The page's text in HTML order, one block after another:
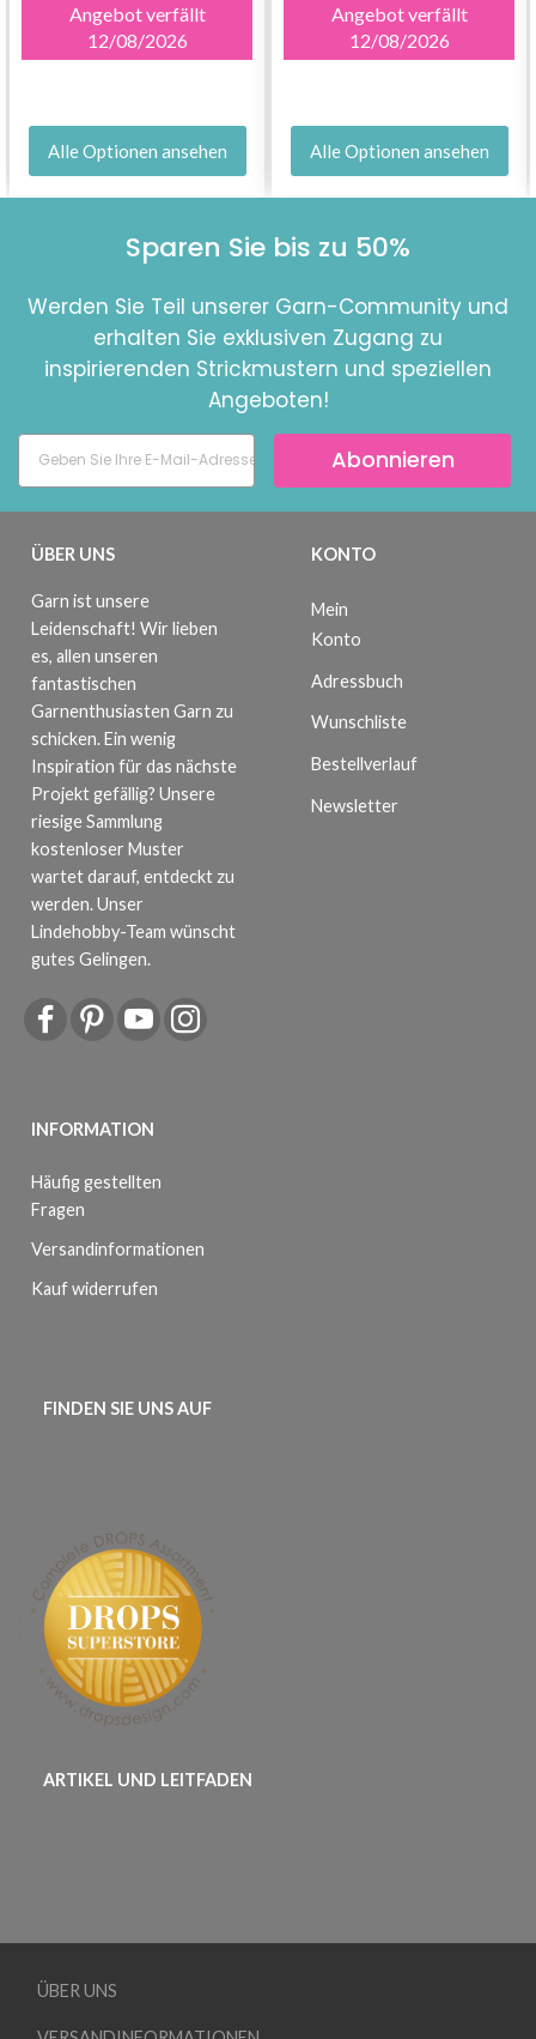
Angebot verfällt
12/08/2026
Alle Optionen ansehen
Angebot verfällt
12/08/2026
Alle Optionen ansehen
Sparen Sie bis zu 50%
Werden Sie Teil unserer Garn-Community und
erhalten Sie exklusiven Zugang zu
inspirierenden Strickmustern und speziellen
Angeboten!
Abonnieren
ÜBER UNS
Garn ist unsere
Leidenschaft! Wir lieben
es, allen unseren
fantastischen
Garnenthusiasten Garn zu
schicken. Ein wenig
Inspiration für das nächste
Projekt gefällig? Unsere
riesige Sammlung
kostenloser Muster
wartet darauf, entdeckt zu
werden. Unser
Lindehobby-Team wünscht
gutes Gelingen.
INFORMATION
Häufig gestellten
Fragen
Versandinformationen
Kauf widerrufen
KONTO
Mein
Konto
Adressbuch
Wunschliste
Bestellverlauf
Newsletter
FINDEN SIE UNS AUF
ARTIKEL UND LEITFADEN
ÜBER UNS